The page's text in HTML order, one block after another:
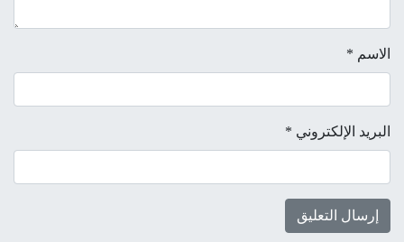
الاسم *
البريد الإلكتروني *